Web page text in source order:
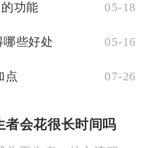
功能 05-18
些好处 05-16
点 07-26
者会花很长时间吗